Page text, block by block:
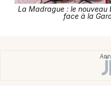
Actualités en
La Madrague : le nouveau
face à la